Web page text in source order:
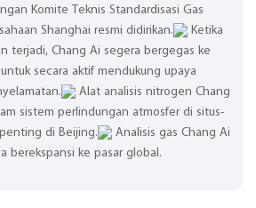
Komite Teknis Standardisasi Gas
Shanghai resmi didirikan.
Ketika
terjadi, Chang Ai segera bergegas ke
secara aktif mendukung upaya
Alat analisis nitrogen Chang
sistem perlindungan atmosfer di situs-
di Beijing.
Analisis gas Chang Ai
berekspansi ke pasar global.